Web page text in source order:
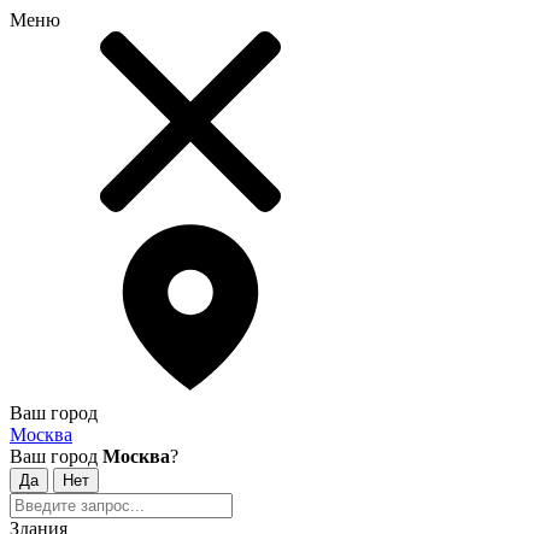
Меню
Ваш город
Москва
Ваш город Москва?
Здания